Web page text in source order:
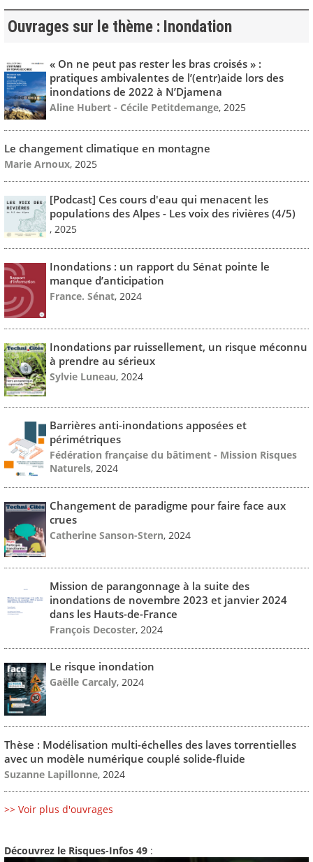
Ouvrages sur le thème : Inondation
« On ne peut pas rester les bras croisés » :
pratiques ambivalentes de l’(entr)aide lors des
inondations de 2022 à N’Djamena
Aline Hubert - Cécile Petitdemange, 2025
Le changement climatique en montagne
Marie Arnoux, 2025
[Podcast] Ces cours d'eau qui menacent les
populations des Alpes - Les voix des rivières (4/5)
, 2025
Inondations : un rapport du Sénat pointe le
manque d’anticipation
France. Sénat, 2024
Inondations par ruissellement, un risque méconnu
à prendre au sérieux
Sylvie Luneau, 2024
Barrières anti-inondations apposées et
périmétriques
Fédération française du bâtiment - Mission Risques
Naturels, 2024
Changement de paradigme pour faire face aux
crues
Catherine Sanson-Stern, 2024
Mission de parangonnage à la suite des
inondations de novembre 2023 et janvier 2024
dans les Hauts-de-France
François Decoster, 2024
Le risque inondation
Gaëlle Carcaly, 2024
Thèse : Modélisation multi-échelles des laves torrentielles
avec un modèle numérique couplé solide-fluide
Suzanne Lapillonne, 2024
>> Voir plus d'ouvrages
Découvrez le Risques-Infos 49 :